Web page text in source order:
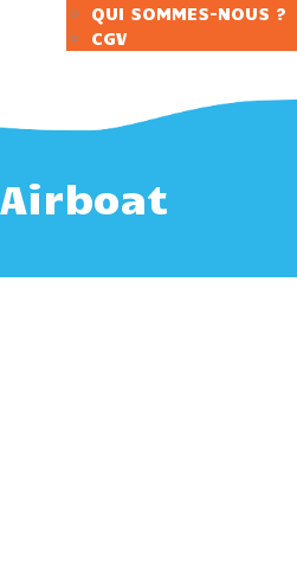
QUI SOMMES-NOUS ?
CGV
Airboat